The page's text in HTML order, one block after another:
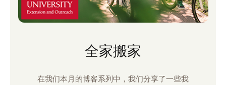
全家搬家
在我们本月的博客系列中，我们分享了一些我